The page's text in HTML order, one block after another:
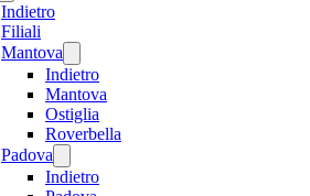
Indietro
Filiali
Mantova
Indietro
Mantova
Ostiglia
Roverbella
Padova
Indietro